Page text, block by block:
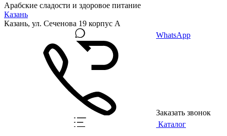
Арабские сладости и здоровое питание
Казань
Казань, ул. Сеченова 19 корпус А
WhatsApp
Заказать звонок
Каталог